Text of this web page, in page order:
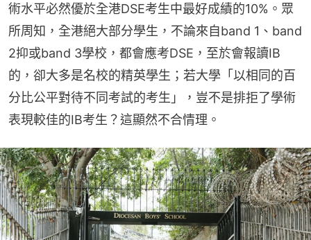
術水平必然優於全港DSE考生中最好成績的10%。眾
所周知，全港絕大部分學生，不論來自band 1、band
2抑或band 3學校，都會應考DSE，至於會報讀IB
的，卻大多是名校的精英學生；若大學「以相同的百
分比公平對待不同考試的考生」，豈不是排拒了學術
表現較佳的IB考生？這顯然不合情理。